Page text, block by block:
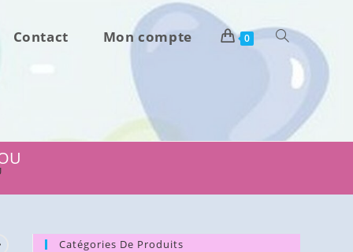
Contact Mon compte 0 Toggle
Catégories De Produits